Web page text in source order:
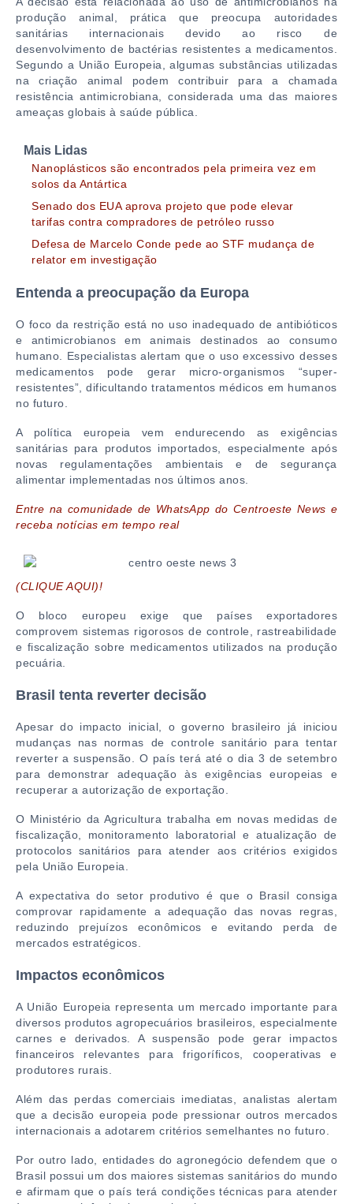
produção animal, prática que preocupa autoridades
sanitárias internacionais devido ao risco de
desenvolvimento de bactérias resistentes a medicamentos.
Segundo a União Europeia, algumas substâncias utilizadas
na criação animal podem contribuir para a chamada
resistência antimicrobiana, considerada uma das maiores
ameaças globais à saúde pública.
Mais Lidas
Nanoplásticos são encontrados pela primeira vez em
solos da Antártica
Senado dos EUA aprova projeto que pode elevar
tarifas contra compradores de petróleo russo
Defesa de Marcelo Conde pede ao STF mudança de
relator em investigação
Entenda a preocupação da Europa
O foco da restrição está no uso inadequado de antibióticos
e antimicrobianos em animais destinados ao consumo
humano. Especialistas alertam que o uso excessivo desses
medicamentos pode gerar micro-organismos “super-
resistentes”, dificultando tratamentos médicos em humanos
no futuro.
A política europeia vem endurecendo as exigências
sanitárias para produtos importados, especialmente após
novas regulamentações ambientais e de segurança
alimentar implementadas nos últimos anos.
Entre na comunidade de WhatsApp do Centroeste News e
receba notícias em tempo real
(CLIQUE AQUI)!
O bloco europeu exige que países exportadores
comprovem sistemas rigorosos de controle, rastreabilidade
e fiscalização sobre medicamentos utilizados na produção
pecuária.
Brasil tenta reverter decisão
Apesar do impacto inicial, o governo brasileiro já iniciou
mudanças nas normas de controle sanitário para tentar
reverter a suspensão. O país terá até o dia 3 de setembro
para demonstrar adequação às exigências europeias e
recuperar a autorização de exportação.
O Ministério da Agricultura trabalha em novas medidas de
fiscalização, monitoramento laboratorial e atualização de
protocolos sanitários para atender aos critérios exigidos
pela União Europeia.
A expectativa do setor produtivo é que o Brasil consiga
comprovar rapidamente a adequação das novas regras,
reduzindo prejuízos econômicos e evitando perda de
mercados estratégicos.
Impactos econômicos
A União Europeia representa um mercado importante para
diversos produtos agropecuários brasileiros, especialmente
carnes e derivados. A suspensão pode gerar impactos
financeiros relevantes para frigoríficos, cooperativas e
produtores rurais.
Além das perdas comerciais imediatas, analistas alertam
que a decisão europeia pode pressionar outros mercados
internacionais a adotarem critérios semelhantes no futuro.
Por outro lado, entidades do agronegócio defendem que o
Brasil possui um dos maiores sistemas sanitários do mundo
e afirmam que o país terá condições técnicas para atender